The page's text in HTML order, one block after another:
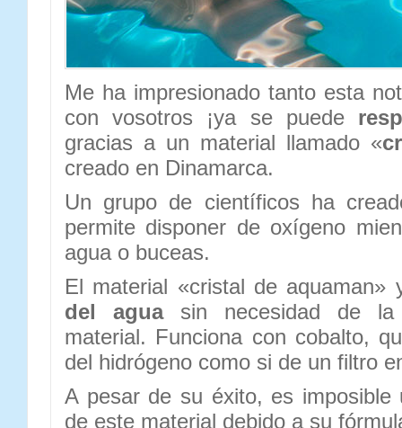
Me ha impresionado tanto esta
con vosotros ¡ya se puede
gracias a un material llamado «
creado en Dinamarca.
Un grupo de científicos ha
permite disponer de oxígeno
agua o buceas.
El material «cristal de
del aguasin necesidad de la
material. Funciona con cobalto,
del hidrógeno como si de un filtro
A pesar de su éxito, es imposible
de este material debido a su